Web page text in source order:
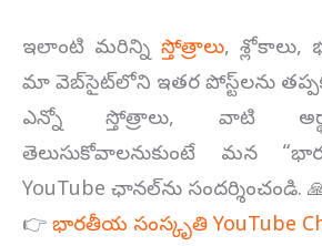
ఇలాంటి మరిన్ని స్తోత్రాలు, శ్లోకాలు,
మా వెబ్‌సైట్‌లోని ఇతర పోస్ట్‌లను
ఎన్నో స్తోత్రాలు, వాటి
తెలుసుకోవాలనుకుంటే మన
YouTube ఛానల్‌ను సందర్శించండి.
👉 భారతీయ సంస్కృతి YouTube